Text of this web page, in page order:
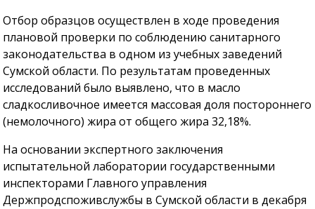
Отбор образцов осуществлен в ходе проведения
плановой проверки по соблюдению санитарного
законодательства в одном из учебных заведений
Сумской области. По результатам проведенных
исследований было выявлено, что в масло
сладкосливочное имеется массовая доля постороннего
(немолочного) жира от общего жира 32,18%.
На основании экспертного заключения
испытательной лаборатории государственными
инспекторами Главного управления
Держпродспоживслужбы в Сумской области в декабря